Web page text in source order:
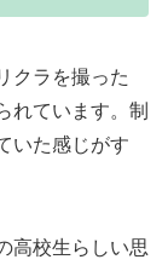
クラを撮った
れています。制
いた感じがす
高校生らしい思